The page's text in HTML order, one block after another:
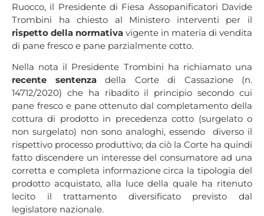
Ruocco, il Presidente di Fiesa Assopanificatori Davide
Trombini ha chiesto al Ministero interventi per il
rispetto della normativa vigente in materia di vendita
di pane fresco e pane parzialmente cotto.
Nella nota il Presidente Trombini ha richiamato una
recente sentenzadella Corte di Cassazione (n.
14712/2020) che ha ribadito il principio secondo cui
pane fresco e pane ottenuto dal completamento della
cottura di prodotto in precedenza cotto (surgelato o
non surgelato) non sono analoghi, essendo diverso il
rispettivo processo produttivo; da ciò la Corte ha quindi
fatto discendere un interesse del consumatore ad una
corretta e completa informazione circa la tipologia del
prodotto acquistato, alla luce della quale ha ritenuto
lecito il trattamento diversificato previsto dal
legislatore nazionale.